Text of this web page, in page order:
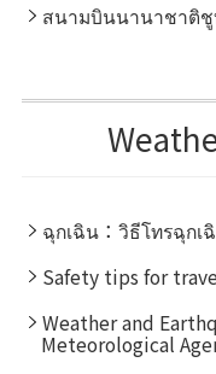
สนามบินนานาชาติชู
ฉุกเฉิน：วิธีโทรฉุกเ
Safety tips for
Weather and
Meteorological